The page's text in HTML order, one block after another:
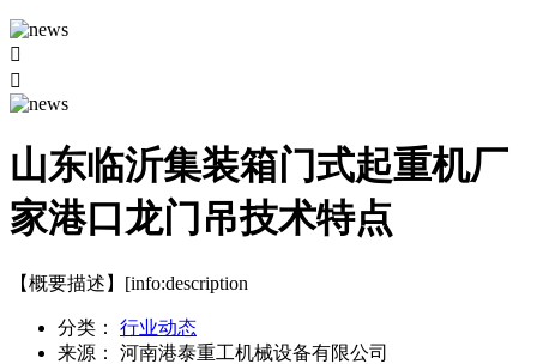


山东临沂集装箱门式起重机厂
家港口龙门吊技术特点
【概要描述】 [info:description
分类：
行业动态
来源：
河南港泰重工机械设备有限公司